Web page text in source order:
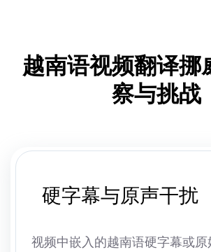
越南语视频翻译挪
察与挑战
硬字幕与原声干扰
视频中嵌入的越南语硬字幕或